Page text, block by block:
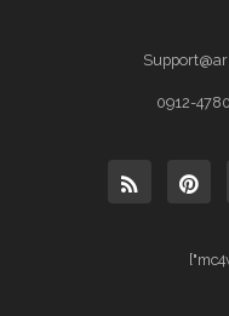
0912-